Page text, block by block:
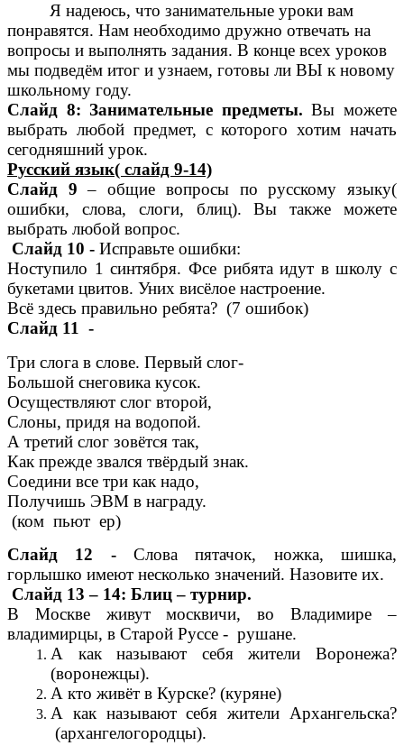
Я надеюсь, что занимательные уроки вам
понравятся. Нам необходимо дружно отвечать на
вопросы и выполнять задания. В конце всех уроков
мы подведём итог и узнаем, готовы ли ВЫ к новому
школьному году.
Слайд 8: Занимательные предметы. Вы можете
выбрать любой предмет, с которого хотим начать
сегодняшний урок.
Русский язык( слайд 9-14)
Слайд 9 – общие вопросы по русскому языку(
ошибки, слова, слоги, блиц). Вы также можете
выбрать любой вопрос.
Слайд 10 - Исправьте ошибки:
Ноступило 1 синтября. Фсе рибята идут в школу с
букетами цвитов. Уних висёлое настроение.
Всё здесь правильно ребята? (7 ошибок)
Слайд 11 -
Три слога в слове. Первый слог-
Большой снеговика кусок.
Осуществляют слог второй,
Слоны, придя на водопой.
А третий слог зовётся так,
Как прежде звался твёрдый знак.
Соедини все три как надо,
Получишь ЭВМ в награду.
(ком пьют ер)
Слайд 12 - Слова пятачок, ножка, шишка,
горлышко имеют несколько значений. Назовите их.
Слайд 13 – 14: Блиц – турнир.
В Москве живут москвичи, во Владимире –
владимирцы, в Старой Руссе - рушане.
А как называют себя жители Воронежа?
(воронежцы).
А кто живёт в Курске? (куряне)
А как называют себя жители Архангельска?
(архангелогородцы).